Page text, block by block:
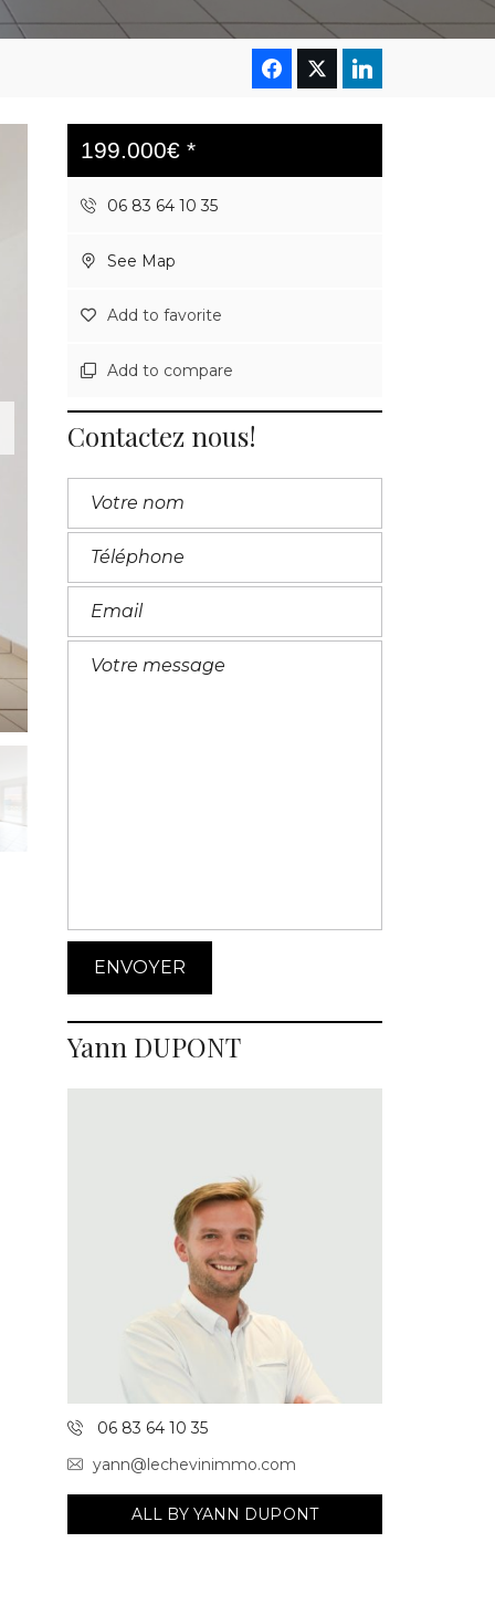
199.000€ *
06 83 64 10 35
See Map
Add to favorite
Add to compare
Contactez nous!
Yann DUPONT
06 83 64 10 35
yann@lechevinimmo.com
ALL BY YANN DUPONT